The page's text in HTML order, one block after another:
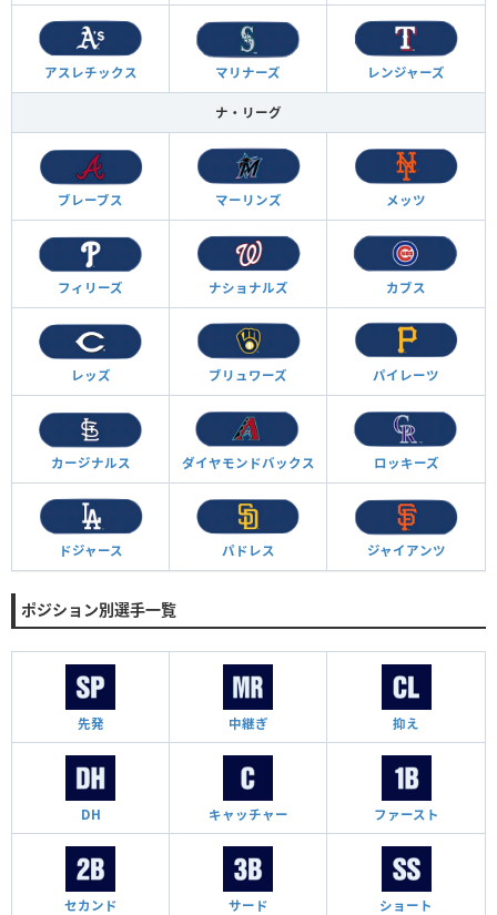
アスレチックス マリナーズ レンジャーズ
ナ・リーグ
ブレーブス マーリンズ メッツ
フィリーズ ナショナルズ カブス
レッズ ブリュワーズ パイレーツ
カージナルス ダイヤモンドバックス ロッキーズ
ドジャース パドレス ジャイアンツ
ポジション別選手一覧
先発 中継ぎ 抑え
DH キャッチャー ファースト
セカンド サード ショート